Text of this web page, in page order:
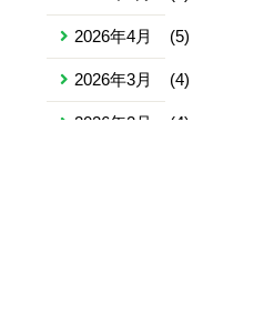
2026年4月 (5)
2026年3月 (4)
2026年2月 (4)